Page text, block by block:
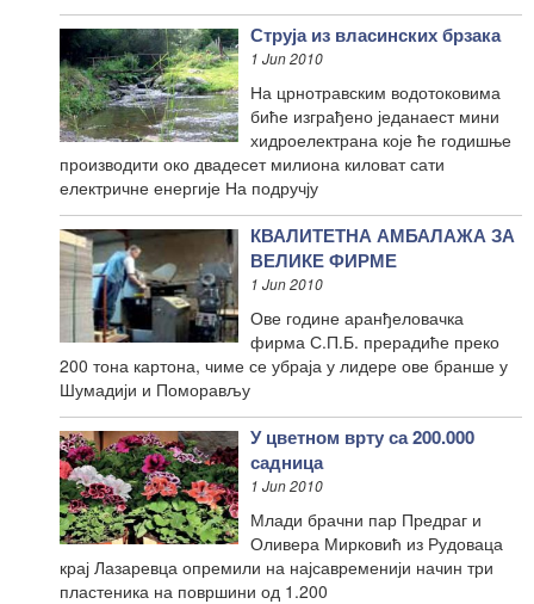
Струја из власинских брзака
1 Jun 2010
На црнотравским водотоковима
биће изграђено једанаест мини
хидроелектрана које ће годишње
производити око двадесет милиона киловат сати
електричне енергије На подручју
КВАЛИТЕТНА АМБАЛАЖА ЗА
ВЕЛИКЕ ФИРМЕ
1 Jun 2010
Ове године аранђеловачка
фирма С.П.Б. прерадиће преко
200 тона картона, чиме се убраја у лидере ове бранше у
Шумадији и Поморављу
У цветном врту са 200.000
садница
1 Jun 2010
Млади брачни пар Предраг и
Оливера Мирковић из Рудоваца
крај Лазаревца опремили на најсавременији начин три
пластеника на површини од 1.200